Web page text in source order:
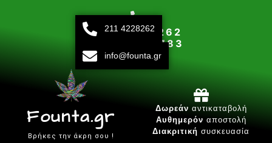
211 42 28 262
693 15 80 783
Δευτ-Παρ 10:00 - 20:00
Founta.gr
Βρήκες την άκρη σου !
Δωρεάν αντικαταβολή
Αυθημερόν αποστολή
Διακριτική συσκευασία
211 4228262
info@founta.gr